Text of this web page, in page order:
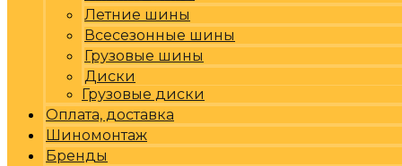
Летние шины
Всесезонные шины
Грузовые шины
Диски
Грузовые диски
Оплата, доставка
Шиномонтаж
Бренды